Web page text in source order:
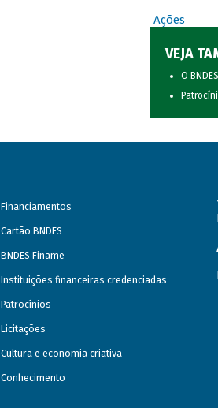
Ações
VEJA
O
Financiamentos
Cartão BNDES
BNDES Finame
Instituições financeiras credenciadas
Patrocínios
Licitações
Cultura e economia criativa
Conhecimento